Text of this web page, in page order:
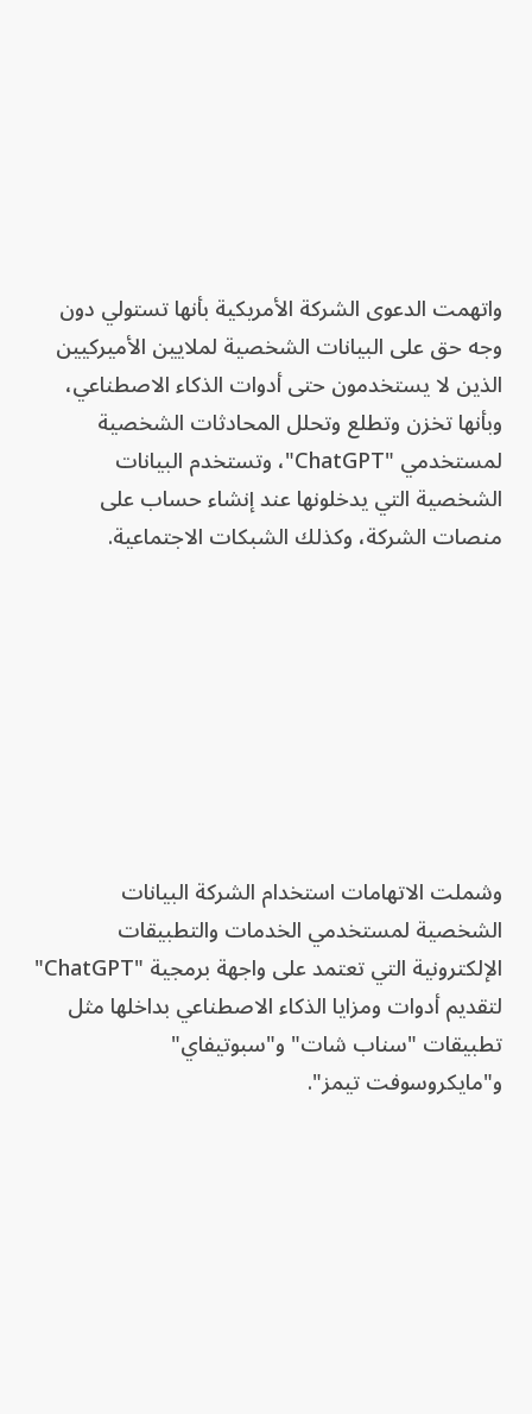
واتهمت الدعوى الشركة الأمريكية بأنها تستولي دون
وجه حق على البيانات الشخصية لملايين الأميركيين
الذين لا يستخدمون حتى أدوات الذكاء الاصطناعي،
وبأنها تخزن وتطلع وتحلل المحادثات الشخصية
لمستخدمي "ChatGPT"، وتستخدم البيانات
الشخصية التي يدخلونها عند إنشاء حساب على
منصات الشركة، وكذلك الشبكات الاجتماعية.
وشملت الاتهامات استخدام الشركة البيانات
الشخصية لمستخدمي الخدمات والتطبيقات
الإلكترونية التي تعتمد على واجهة برمجية "ChatGPT"
لتقديم أدوات ومزايا الذكاء الاصطناعي بداخلها مثل
تطبيقات "سناب شات" و"سبوتيفاي"
و"مايكروسوفت تيمز".